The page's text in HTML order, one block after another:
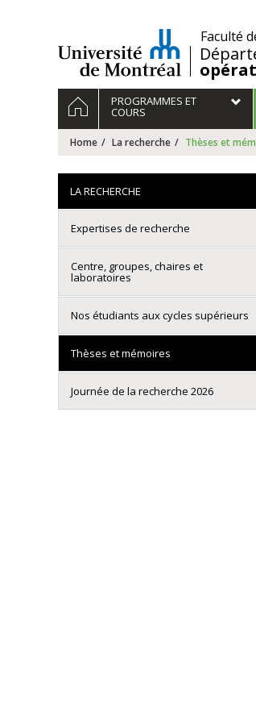
/Faculté
Navigation
principale
HOMEPROGRAMMES ET
COURS
Home La recherche Thèses et
LA RECHERCHE
Expertises de recherche
Centre, groupes, chaires et
laboratoires
Nos étudiants aux cycles supérieurs
Thèses et mémoires
Journée de la recherche 2026